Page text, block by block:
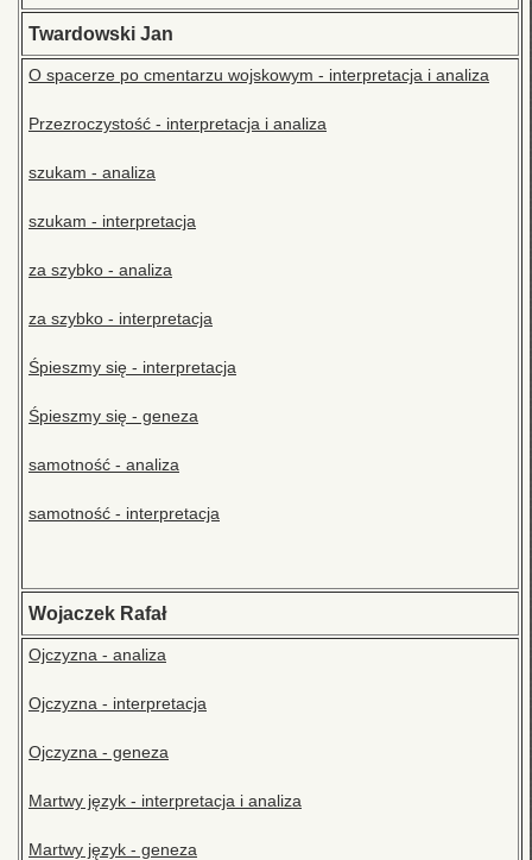
Twardowski Jan
O spacerze po cmentarzu wojskowym - interpretacja i analiza
Przezroczystość - interpretacja i analiza
szukam - analiza
szukam - interpretacja
za szybko - analiza
za szybko - interpretacja
Śpieszmy się - interpretacja
Śpieszmy się - geneza
samotność - analiza
samotność - interpretacja
Wojaczek Rafał
Ojczyzna - analiza
Ojczyzna - interpretacja
Ojczyzna - geneza
Martwy język - interpretacja i analiza
Martwy język - geneza